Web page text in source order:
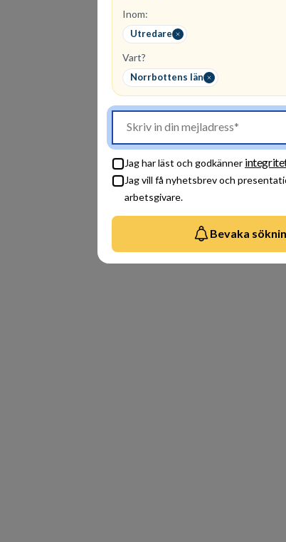
Inom:
Utredare
Vart?
Norrbottens län
Jag har läst och godkänner
Jag vill få nyhetsbrev och
arbetsgivare.
Bevaka